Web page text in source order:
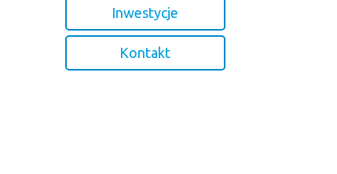
Inwestycje
Kontakt